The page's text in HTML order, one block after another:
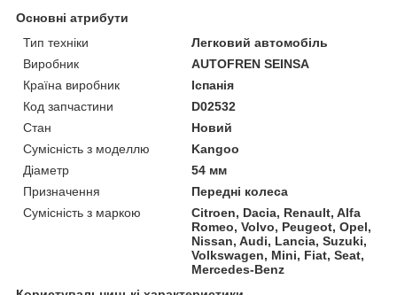
Основні атрибути
Тип техніки
Легковий автомобіль
Виробник
AUTOFREN SEINSA
Країна виробник
Іспанія
Код запчастини
D02532
Стан
Новий
Сумісність з моделлю
Kangoo
Діаметр
54 мм
Призначення
Передні колеса
Сумісність з маркою
Citroen, Dacia, Renault, Alfa
Romeo, Volvo, Peugeot, Opel,
Nissan, Audi, Lancia, Suzuki,
Volkswagen, Mini, Fiat, Seat,
Mercedes-Benz